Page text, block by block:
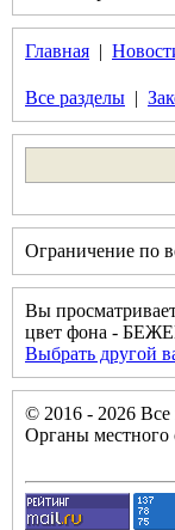
Главная |
Все разделы |
Ограничение по
Вы
цвет фона -
Выбрать другой
© 2016 - 2026
Органы местного